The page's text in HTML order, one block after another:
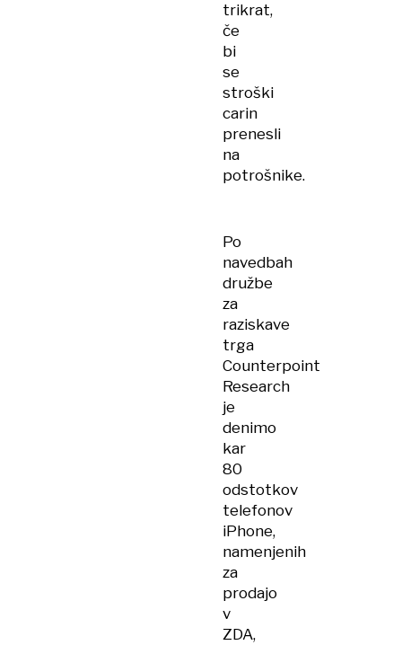
trikrat,
če
bi
se
stroški
carin
prenesli
na
potrošnike.
Po
navedbah
družbe
za
raziskave
trga
Counterpoint
Research
je
denimo
kar
80
odstotkov
telefonov
iPhone,
namenjenih
za
prodajo
v
ZDA,